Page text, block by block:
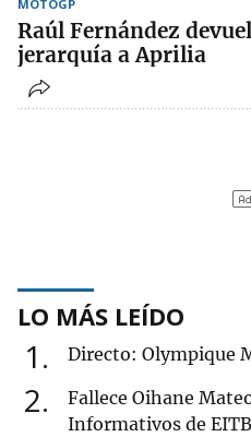
MOTOGP
Raúl Fernández
jerarquía a Aprilia
LO MÁS LEÍDO
1 Directo: Olympique
2
Fallece Oihane
Informativos de